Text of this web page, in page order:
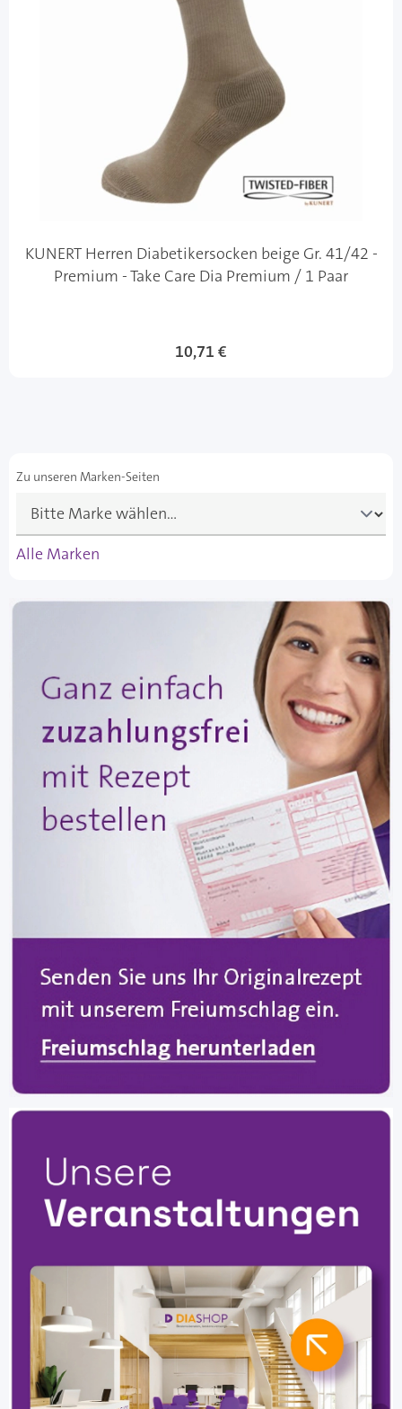
KUNERT Herren Diabetikersocken beige Gr. 41/42 -
Premium - Take Care Dia Premium / 1 Paar
10,71 €
Zu unseren Marken-Seiten
Alle Marken